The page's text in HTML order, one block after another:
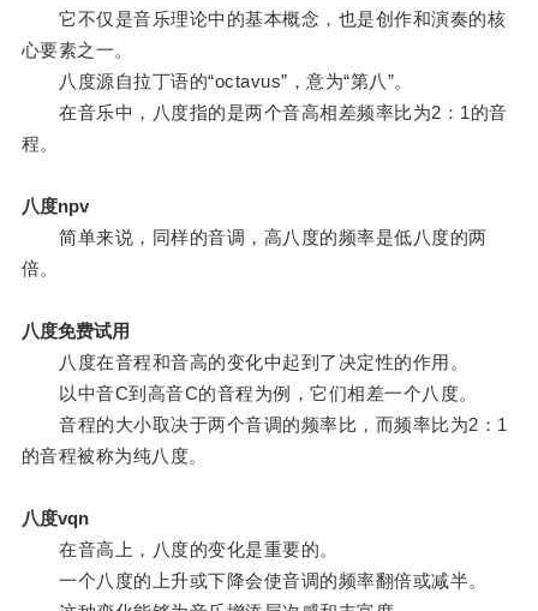
它不仅是音乐理论中的基本概念，也是创作和演奏的核
心要素之一。
八度源自拉丁语的“octavus”，意为“第八”。
在音乐中，八度指的是两个音高相差频率比为2：1的音
程。
八度npv
简单来说，同样的音调，高八度的频率是低八度的两
倍。
八度免费试用
八度在音程和音高的变化中起到了决定性的作用。
以中音C到高音C的音程为例，它们相差一个八度。
音程的大小取决于两个音调的频率比，而频率比为2：1
的音程被称为纯八度。
八度vqn
在音高上，八度的变化是重要的。
一个八度的上升或下降会使音调的频率翻倍或减半。